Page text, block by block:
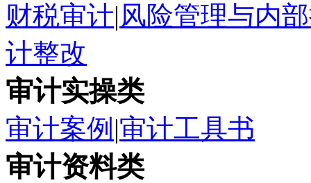
财税审计|风险管理与内
计整改
审计实操类
审计案例 |审计工具书
审计资料类